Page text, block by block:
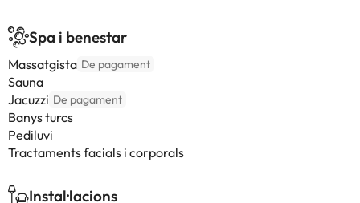
Spa i benestar
Massatgista De pagament
Sauna
Jacuzzi De pagament
Banys turcs
Pediluvi
Tractaments facials i corporals
Instal·lacions